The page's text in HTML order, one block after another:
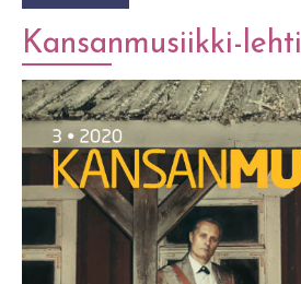
Kansanmusiikki-lehti